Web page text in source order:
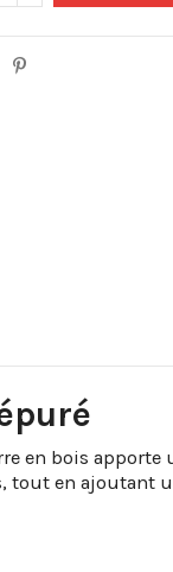
en bois
tout en ajoutant